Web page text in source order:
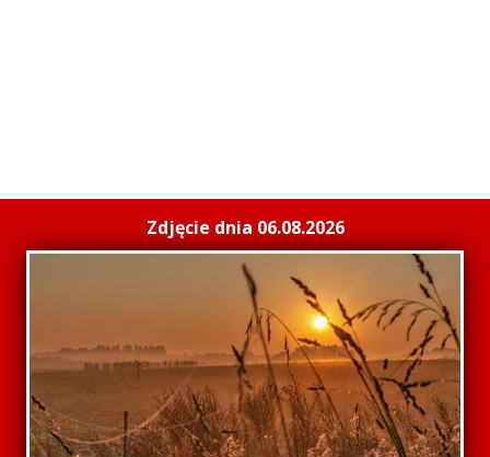
Zdjęcie dnia 06.08.2026